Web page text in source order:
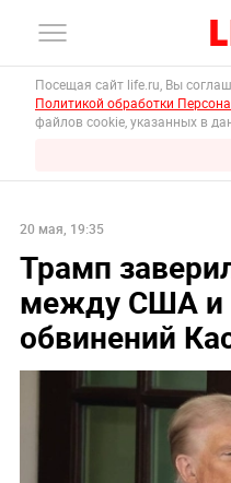
Посещая сайт life.ru, Вы
Политикой обработки
файлов cookie, указанных в
20 мая, 19:35
Трамп
между США и
обвинений